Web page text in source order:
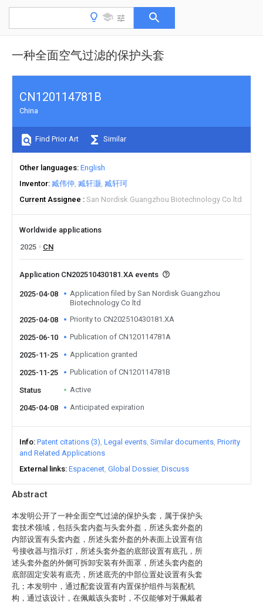
一种全面空气过滤的保护头套
Abstract
本发明公开了一种全面空气过滤的保护头套，属于保护头
套技术领域，包括头套内盔与头套外盔，所述头套外盔的
内部设置有头套内盔，所述头套外盔的外表面上设置有信
号接收器与指示灯，所述头套外盔的底部设置有底孔，所
述头套外盔的外侧可拆卸安装有外面罩，所述头套内盔的
底部固定安装有底壳，所述底壳的中部位置处设置有头套
孔；本发明中，通过配套设置有内置保护组件与装配机
构，通过该设计，在佩戴该头套时，不仅能够对于佩戴者
CN120114781B
China
Find Prior Art Similar
Other languages English
Inventor 臧伟仲 臧轩灏 臧轩珂
Current Assignee
San Nordisk Guangzhou Biotechnology Co ltd
Worldwide applications
2025
CN
Application CN202510430181.XA events
2025-04-08
Application filed by San Nordisk Guangzhou
Biotechnology Co ltd
2025-04-08
Priority to CN202510430181.XA
2025-06-10 Publication of CN120114781A
2025-11-25 Application granted
2025-11-25 Publication of CN120114781B
Status Active
2045-04-08 Anticipated expiration
Info Patent citations (3) Legal events Similar documents Priority
and Related Applications
External links Espacenet Global Dossier Discuss